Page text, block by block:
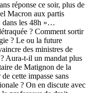
réponse ce soir, plus de
Macron aux partis
dans les 48h »…
? Comment sortir
? Le ou la future
des ministres de
Aura-t-il un mandat plus
de Matignon de la
cette impasse sans
? On en discute avec